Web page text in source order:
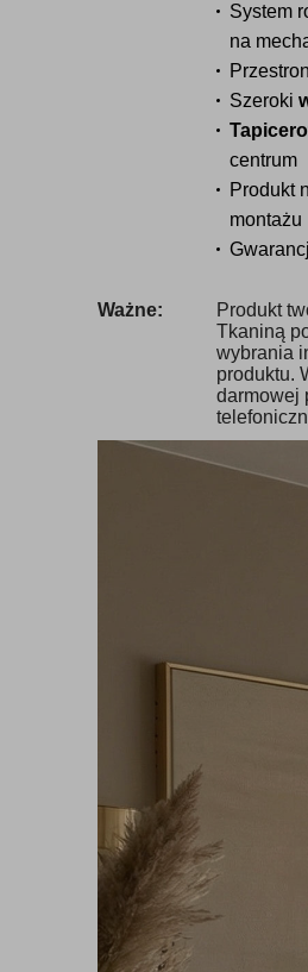
System
na
Szeroki
centrum
Produkt
montażu
Ważne:
Produkt
Tkaniną
wybrania
produktu.
darmowej